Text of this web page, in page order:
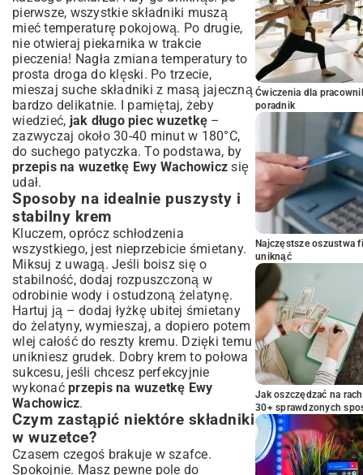
pierwsze, wszystkie składniki muszą
mieć temperaturę pokojową. Po drugie,
nie otwieraj piekarnika w trakcie
pieczenia! Nagła zmiana temperatury to
prosta droga do klęski. Po trzecie,
mieszaj suche składniki z masą jajeczną
bardzo delikatnie. I pamiętaj, żeby
wiedzieć, jak długo piec wuzetkę –
zazwyczaj około 30-40 minut w 180°C,
do suchego patyczka. To podstawa, by
przepis na wuzetkę Ewy Wachowicz się
udał.
Sposoby na idealnie puszysty i
stabilny krem
Kluczem, oprócz schłodzenia
wszystkiego, jest nieprzebicie śmietany.
Miksuj z uwagą. Jeśli boisz się o
stabilność, dodaj rozpuszczoną w
odrobinie wody i ostudzoną żelatynę.
Hartuj ją – dodaj łyżkę ubitej śmietany
do żelatyny, wymieszaj, a dopiero potem
wlej całość do reszty kremu. Dzięki temu
unikniesz grudek. Dobry krem to połowa
sukcesu, jeśli chcesz perfekcyjnie
wykonać przepis na wuzetkę Ewy
Wachowicz.
Czym zastąpić niektóre składniki
w wuzetce?
Czasem czegoś brakuje w szafce.
Spokojnie. Masz pewne pole do
Ćwiczenia dla
poradnik
Najczęstsze oszustwa
uniknąć
Jak oszczędzać na
30+ sprawdzonych